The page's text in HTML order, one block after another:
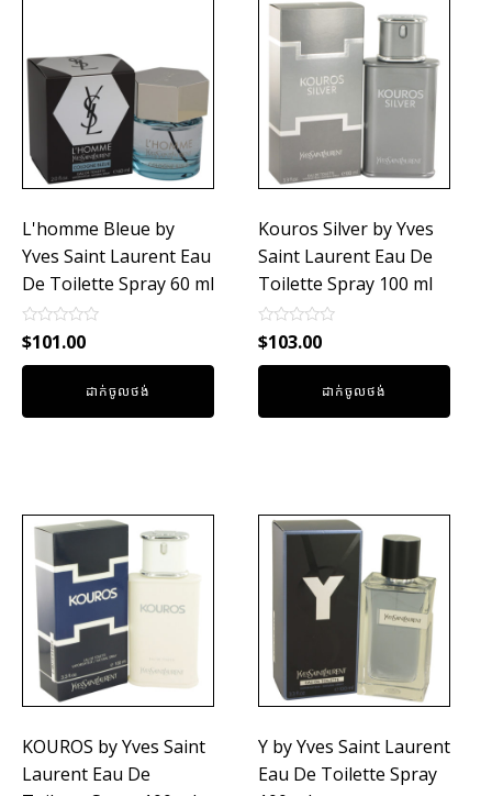
L'homme Bleue by
Yves Saint Laurent Eau
De Toilette Spray 60 ml
Rated
0
out
$101.00
ដាក់ចូលថង់
Kouros Silver by Yves
Saint Laurent Eau De
Toilette Spray 100 ml
Rated
0
out
$103.00
ដាក់ចូលថង់
KOUROS by Yves Saint
Laurent Eau De
Y by Yves Saint Laurent
Eau De Toilette Spray